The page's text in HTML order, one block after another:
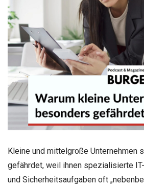
Kleine und mittelgroße Unternehmen
gefährdet, weil ihnen spezialisierte
und Sicherheitsaufgaben oft